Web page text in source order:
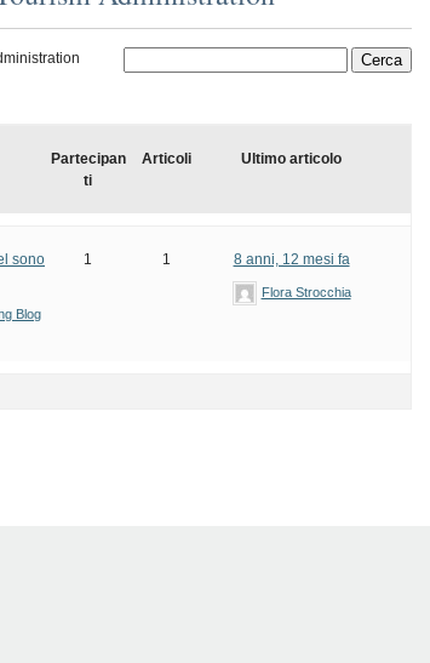
Partecipan
ti
Articoli Ultimo articolo
sono
Blog
1 1 8 anni, 12 mesi fa
Flora Strocchia